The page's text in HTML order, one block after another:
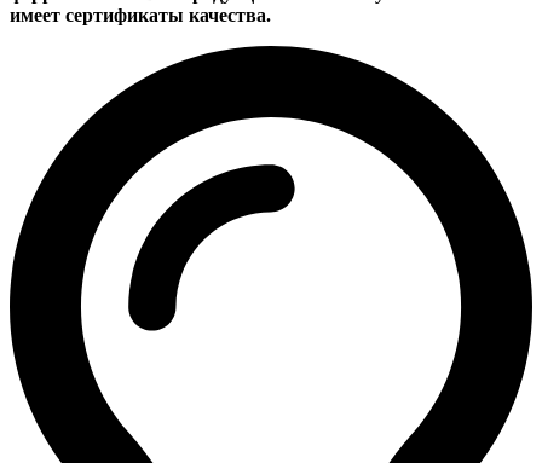
имеет сертификаты качества.